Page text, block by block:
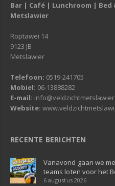
Bar | Café | Lunchroom | Bed
Metslawier
Roptawei 14
9123 JB
Metslawier
Telefoon: 0519-241705
Mobiel: 06-13888282
E-mail:
Website:
RECENTE BERICHTEN
Vanavond gaan we
teams loten voor het
6 augustus 2026